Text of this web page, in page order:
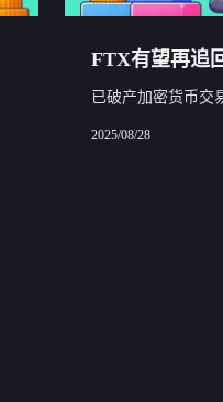
FTX有望再追
已破产加密货币交
2025/08/28